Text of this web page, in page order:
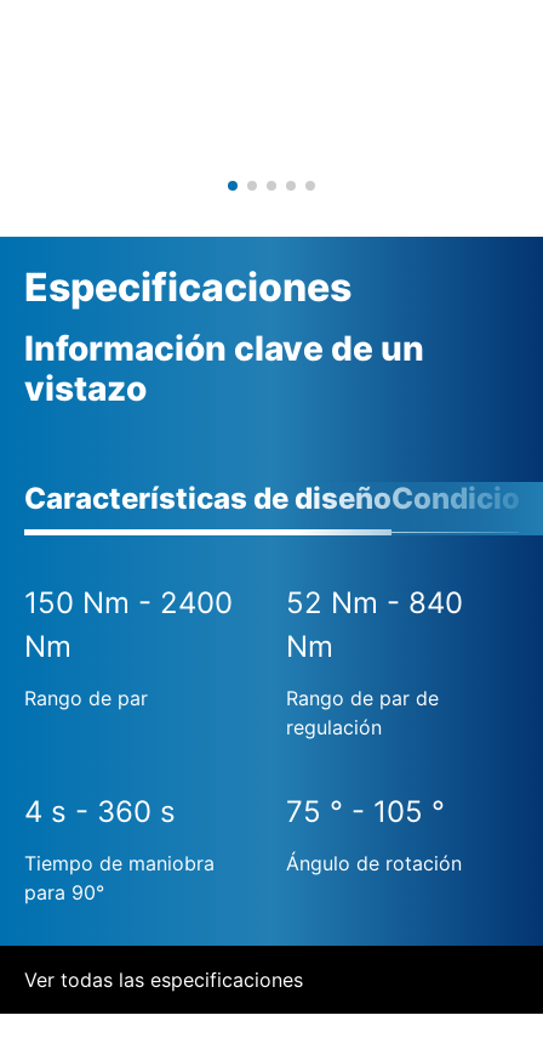
Especificaciones
Información clave de un
vistazo
Características de diseño
150 Nm - 2400
Nm
Rango de par
52 Nm - 840
Nm
Rango de par de
regulación
4 s - 360 s
Tiempo de maniobra
para 90°
75 ° - 105 °
Ángulo de rotación
Ver todas las especificaciones